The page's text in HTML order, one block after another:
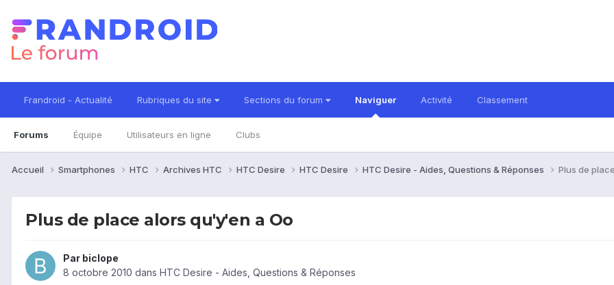
Frandroid - Actualité Rubriques du site Sections du forum Naviguer
Forums Équipe Utilisateurs en ligne Clubs
Activité Classement
Accueil Smartphones HTC Archives HTC HTC Desire HTC Desire HTC Desire - Aides, Questions & Réponses Plus de
Plus de place alors qu'y'en a Oo
Par biclope
8 octobre 2010 dans HTC Desire - Aides, Questions & Réponses